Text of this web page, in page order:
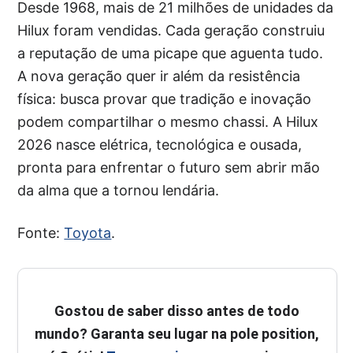
Desde 1968, mais de 21 milhões de unidades da
Hilux foram vendidas. Cada geração construiu
a reputação de uma picape que aguenta tudo.
A nova geração quer ir além da resistência
física: busca provar que tradição e inovação
podem compartilhar o mesmo chassi. A Hilux
2026 nasce elétrica, tecnológica e ousada,
pronta para enfrentar o futuro sem abrir mão
da alma que a tornou lendária.
Fonte:Toyota.
Gostou de saber disso antes de todo
mundo? Garanta seu lugar na pole position,